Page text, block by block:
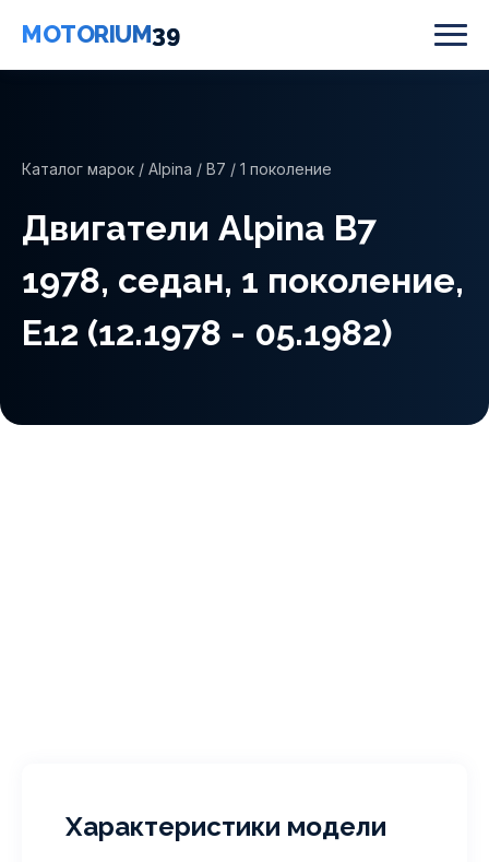
MOTORIUM39
Каталог марок / Alpina / B7 / 1 поколение
Двигатели Alpina B7
1978, седан, 1 поколение,
E12 (12.1978 - 05.1982)
Характеристики модели